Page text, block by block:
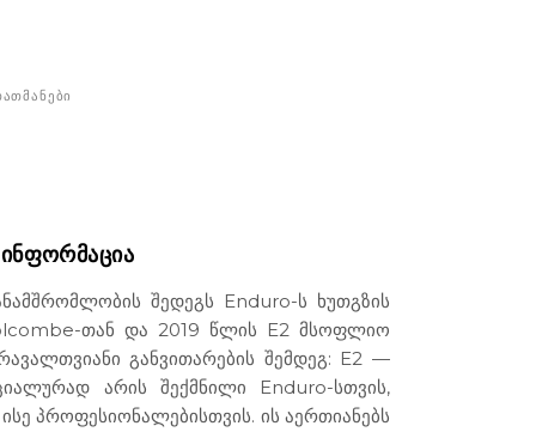
შედეგს Enduro-ს ხუთგზის
თან და 2019 წლის E2 მსოფლიო
განვითარების შემდეგ: E2 —
არის შექმნილი Enduro-სთვის,
პროფესიონალებისთვის. ის აერთიანებს